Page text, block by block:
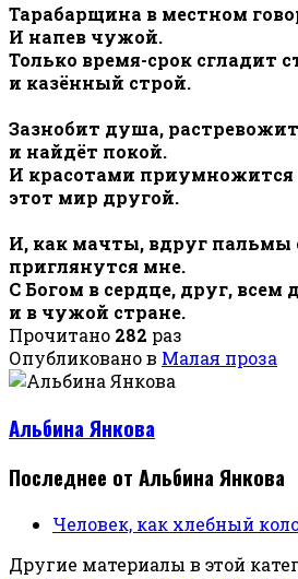
Тарабарщина в местном
И напев чужой.
Только время-срок сгладит
и казённый строй.
Зазнобит душа,
и найдёт покой.
И красотами приумножится
этот мир другой.
И, как мачты, вдруг пальмы
приглянутся мне.
С Богом в сердце, друг, всем
и в чужой стране.
Прочитано 282 раз
Опубликовано в Малая проза
Альбина Янкова
Последнее от Альбина Янкова
Человек, как хлебный
Другие материалы в этой